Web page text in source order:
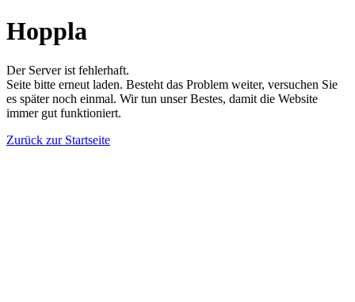
Hoppla
Der Server ist fehlerhaft.
Seite bitte erneut laden. Besteht das Problem weiter, versuchen Sie
es später noch einmal. Wir tun unser Bestes, damit die Website
immer gut funktioniert.
Zurück zur Startseite